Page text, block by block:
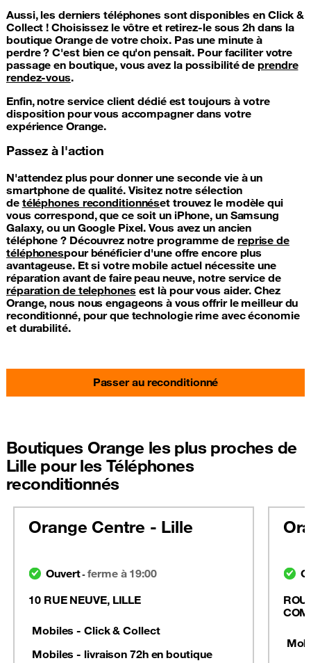
Aussi, les derniers téléphones sont disponibles en Click &
Collect ! Choisissez le vôtre et retirez-le sous 2h dans la
boutique Orange de votre choix. Pas une minute à
perdre ? C'est bien ce qu'on pensait. Pour faciliter votre
passage en boutique, vous avez la possibilité deprendre
rendez-vous.
Enfin, notre service client dédié est toujours à votre
disposition pour vous accompagner dans votre
expérience Orange.
Passez à l'action
N'attendez plus pour donner une seconde vie à un
smartphone de qualité. Visitez notre sélection
de téléphones reconditionnéset trouvez le modèle qui
vous correspond, que ce soit un iPhone, un Samsung
Galaxy, ou un Google Pixel. Vous avez un ancien
téléphone ? Découvrez notre programme de reprise de
téléphonespour bénéficier d'une offre encore plus
avantageuse. Et si votre mobile actuel nécessite une
réparation avant de faire peau neuve, notre service de
réparation de telephones est là pour vous aider. Chez
Orange, nous nous engageons à vous offrir le meilleur du
reconditionné, pour que technologie rime avec économie
et durabilité.
Passer au reconditionné
Boutiques Orange les plus proches de
Lille pour les Téléphones
reconditionnés
Orange Centre - Lille
Ouvert-ferme à 19:00
10 RUE NEUVE, LILLE
Mobiles - Click & Collect
Mobiles - livraison 72h en boutique